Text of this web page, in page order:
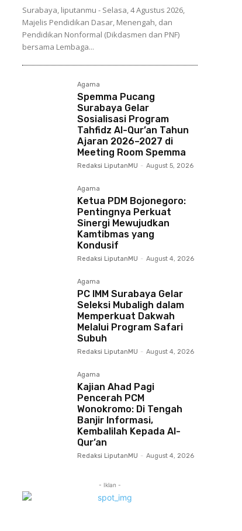
Surabaya, liputanmu - Selasa, 4 Agustus 2026,
Majelis Pendidikan Dasar, Menengah, dan
Pendidikan Nonformal (Dikdasmen dan PNF)
bersama Lembaga...
Agama
Spemma Pucang
Surabaya Gelar
Sosialisasi Program
Tahfidz Al-Qur’an Tahun
Ajaran 2026–2027 di
Meeting Room Spemma
Redaksi LiputanMU - August 5, 2026
Agama
Ketua PDM Bojonegoro:
Pentingnya Perkuat
Sinergi Mewujudkan
Kamtibmas yang
Kondusif
Redaksi LiputanMU - August 4, 2026
Agama
PC IMM Surabaya Gelar
Seleksi Mubaligh dalam
Memperkuat Dakwah
Melalui Program Safari
Subuh
Redaksi LiputanMU - August 4, 2026
Agama
Kajian Ahad Pagi
Pencerah PCM
Wonokromo: Di Tengah
Banjir Informasi,
Kembalilah Kepada Al-
Qur’an
Redaksi LiputanMU - August 4, 2026
- Iklan -